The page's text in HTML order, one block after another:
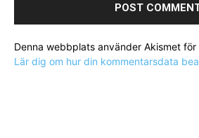
Denna webbplats använder Akismet
Lär dig om hur din kommentarsdata